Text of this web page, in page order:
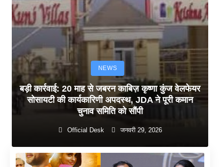
NEWS
बड़ी कार्रवाई: 20 माह से जबरन काबिज़ कृष्णा कुंज वेलफेयर
सोसायटी की कार्यकारिणी अपदस्थ, JDA ने पूरी कमान
चुनाव समिति को सौंपी
Official Desk जनवरी 29, 2026